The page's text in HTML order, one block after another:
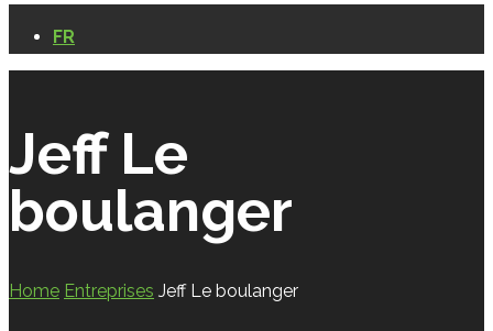
FR
Jeff Le
boulanger
Home Entreprises Jeff Le boulanger